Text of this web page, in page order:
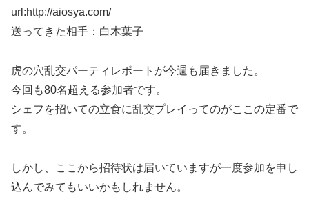
url:http://aiosya.com/
送ってきた相手：白木葉子
虎の穴乱交パーティレポートが今週も届きました。
今回も80名超える参加者です。
シェフを招いての立食に乱交プレイってのがここの定番で
す。
しかし、ここから招待状は届いていますが一度参加を申し
込んでみてもいいかもしれません。